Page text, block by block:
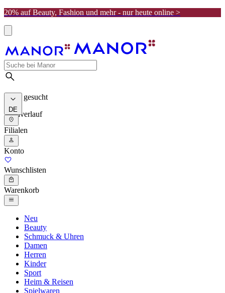
20% auf Beauty, Fashion und mehr - nur heute online >
Meist gesucht
Suchverlauf
DE
Filialen
Konto
Wunschlisten
Warenkorb
Neu
Beauty
Schmuck & Uhren
Damen
Herren
Kinder
Sport
Heim & Reisen
Spielwaren